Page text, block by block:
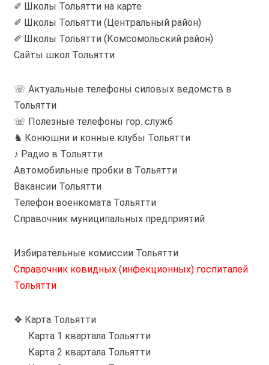
✐ Школы Тольятти на карте
✐ Школы Тольятти (Центральный район)
✐ Школы Тольятти (Комсомольский район)
Сайты школ Тольятти
☏ Актуальные телефоны силовых ведомств в
Тольятти
☏ Полезные телефоны гор. служб
♞ Конюшни и конные клубы Тольятти
♪ Радио в Тольятти
Автомобильные пробки в Тольятти
Вакансии Тольятти
Телефон военкомата Тольятти
Справочник муниципальных предприятий
Избирательные комиссии Тольятти
Справочник ковидных (инфекционных) госпиталей
Тольятти
❖ Карта Тольятти
Карта 1 квартала Тольятти
Карта 2 квартала Тольятти